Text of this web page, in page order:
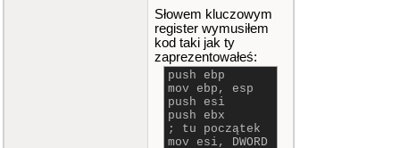
Słowem kluczowym
register wymusiłem
kod taki jak ty
zaprezentowałeś:
push ebp
mov ebp, esp
push esi
push ebx
; tu początek
mov esi, DWORD